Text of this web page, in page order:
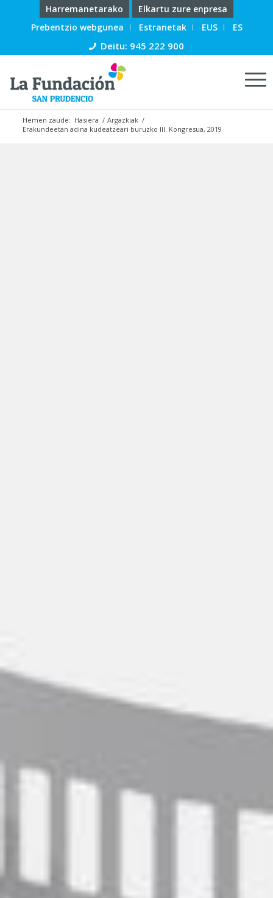
Harremanetarako
Elkartu zure enpresa
Prebentzio webgunea
Estranetak EUS ES
Deitu: 945 222 900
Hemen zaude: Hasiera / Argazkiak /
Erakundeetan adina kudeatzeari buruzko III. Kongresua, 2019